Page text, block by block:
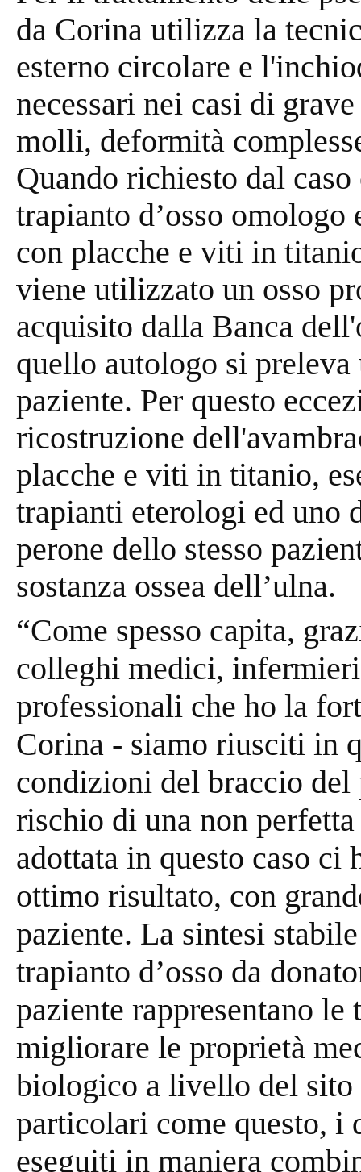
da Corina utilizza la
esterno circolare e
necessari nei casi di
molli, deformità
Quando richiesto dal
trapianto d’osso omologo
con placche e viti in
viene utilizzato un osso
acquisito dalla Banca
quello autologo si
paziente. Per questo
ricostruzione
placche e viti in titanio,
trapianti eterologi ed uno
perone dello stesso
sostanza ossea dell’ulna.
“Come spesso capita,
colleghi medici,
professionali che ho la
Corina - siamo riusciti in
condizioni del braccio del
rischio di una non
adottata in questo caso ci
ottimo risultato, con
paziente. La sintesi
trapianto d’osso da
paziente rappresentano
migliorare le proprietà
biologico a livello del sito
particolari come questo, i
eseguiti in maniera